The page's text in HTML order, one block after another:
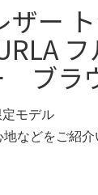
ザー
フ
ブラ
モデル
などをご紹介